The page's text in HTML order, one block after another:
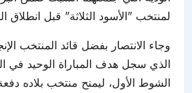
وجاء الانتصار بفضل قائد المنتخب
الذي سجل هدف المباراة الوحيد في
الشوط الأول، ليمنح منتخب بلاده